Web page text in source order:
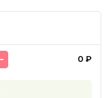
0 ₽